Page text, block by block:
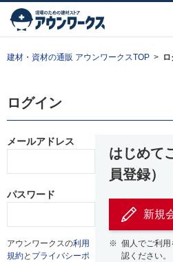
建材・資材の通販 アウンワークスTOP
ログイン
メールアドレス
パスワード
アウンワークスの利用
規約と プライバシーポ
はじめて
員登録）
新規
※ 個人でご利
認ください。